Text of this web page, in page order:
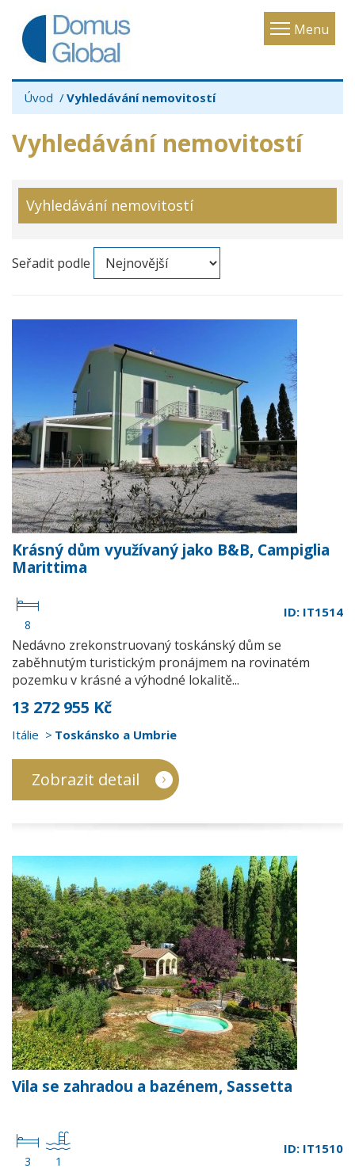
Menu
Toggle
Úvod Vyhledávání nemovitostí
Vyhledávání nemovitostí
Vyhledávání nemovitostí
Seřadit podle
Krásný dům využívaný jako B&B, Campiglia
Marittima
8
ID: IT1514
Nedávno zrekonstruovaný toskánský dům se
zaběhnutým turistickým pronájmem na rovinatém
pozemku v krásné a výhodné lokalitě...
13 272 955 Kč
Itálie Toskánsko a Umbrie
Zobrazit detail
Vila se zahradou a bazénem, Sassetta
3 1
ID: IT1510